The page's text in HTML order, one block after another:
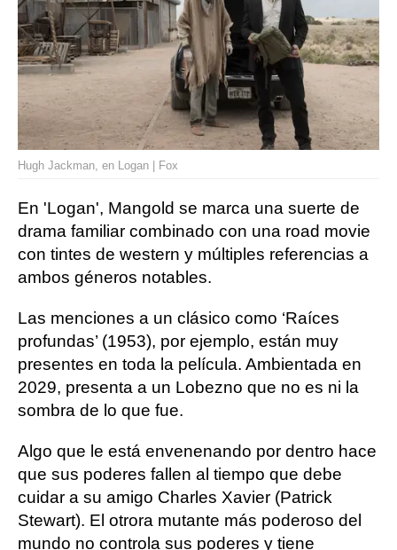
Hugh Jackman, en Logan | Fox
En 'Logan', Mangold se marca una suerte de
drama familiar combinado con una road movie
con tintes de western y múltiples referencias a
ambos géneros notables.
Las menciones a un clásico como ‘Raíces
profundas’ (1953), por ejemplo, están muy
presentes en toda la película. Ambientada en
2029, presenta a un Lobezno que no es ni la
sombra de lo que fue.
Algo que le está envenenando por dentro hace
que sus poderes fallen al tiempo que debe
cuidar a su amigo Charles Xavier (Patrick
Stewart). El otrora mutante más poderoso del
mundo no controla sus poderes y tiene